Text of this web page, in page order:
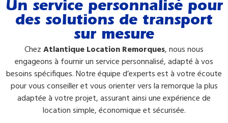
Un service personnalisé pour
des solutions de transport
sur mesure
ChezAtlantique Location Remorques, nous nous
engageons à fournir un service personnalisé, adapté à vos
besoins spécifiques. Notre équipe d’experts est à votre écoute
pour vous conseiller et vous orienter vers la remorque la plus
adaptée à votre projet, assurant ainsi une expérience de
location simple, économique et sécurisée.